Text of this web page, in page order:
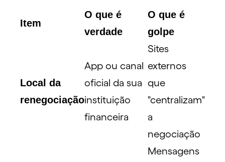
Item
O que é
verdade
O que é
golpe
Local da
renegociação
App ou canal
oficial da sua
instituição
financeira
Sites
externos
que
"centralizam"
a
negociação
Mensagens